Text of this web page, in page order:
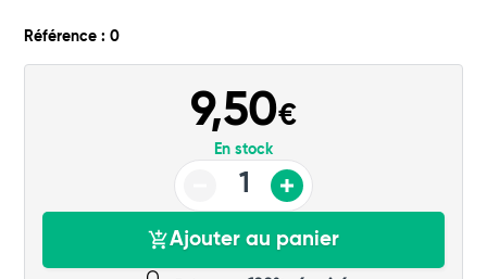
Référence : 0
9,50€
En stock
Ajouter au panier